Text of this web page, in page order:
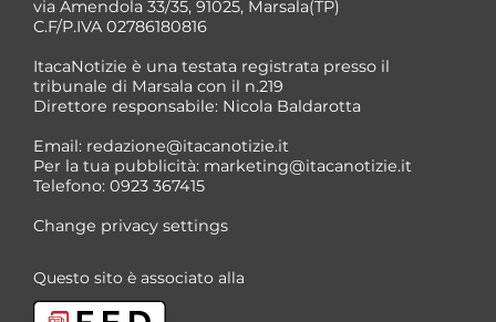
via Amendola 33/35, 91025, Marsala(TP)
C.F/P.IVA 02786180816
ItacaNotizie è una testata registrata presso il
tribunale di Marsala con il n.219
Direttore responsabile: Nicola Baldarotta
Email: redazione@itacanotizie.it
Per la tua pubblicità: marketing@itacanotizie.it
Telefono: 0923 367415
Change privacy settings
Questo sito è associato alla